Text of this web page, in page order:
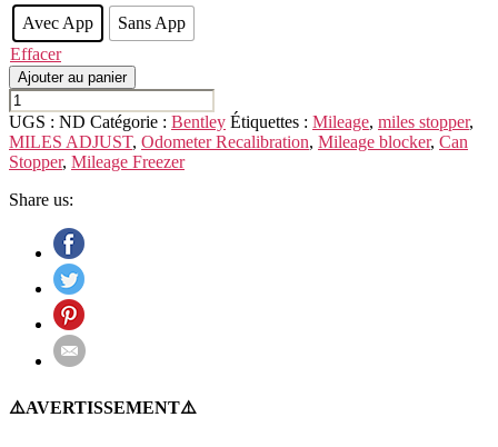
Avec App
Sans App
Effacer
Ajouter au panier
quantité
de
BENTLEY
MULSANNE
UGS : ND Catégorie : Bentley Étiquettes : Mileage, miles stopper,
MILES ADJUST, Odometer Recalibration, Mileage blocker, Can
Stopper, Mileage Freezer
Share us:
⚠️AVERTISSEMENT⚠️